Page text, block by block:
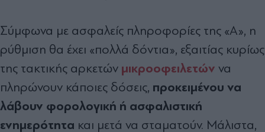
Σύμφωνα με ασφαλείς πληροφορίες της «Α», η
ρύθμιση θα έχει «πολλά δόντια», εξαιτίας κυρίως
της τακτικής αρκετών μικροοφειλετών να
πληρώνουν κάποιες δόσεις, προκειμένου να
λάβουν φορολογική ή ασφαλιστική
ενημερότητα και μετά να σταματούν. Μάλιστα,